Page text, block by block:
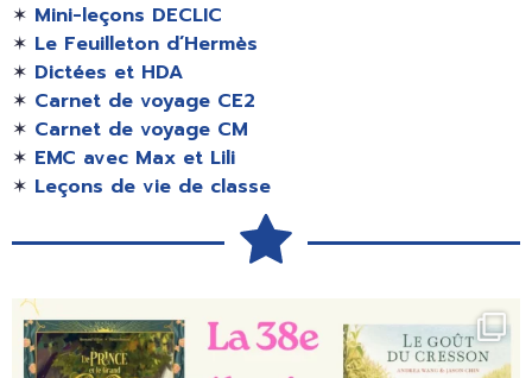
✶ Mini-leçons DECLIC
✶ Le Feuilleton d’Hermès
✶ Dictées et HDA
✶ Carnet de voyage CE2
✶ Carnet de voyage CM
✶ EMC avec Max et Lili
✶ Leçons de vie de classe